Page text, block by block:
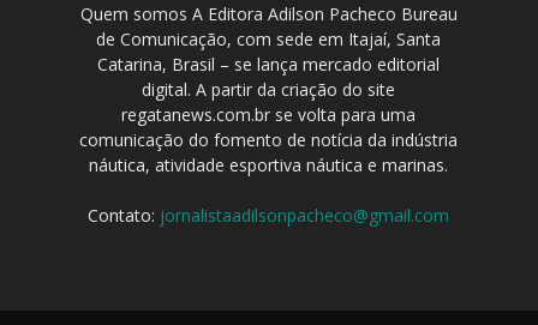
Quem somos A Editora Adilson Pacheco Bureau
de Comunicação, com sede em Itajaí, Santa
Catarina, Brasil – se lança mercado editorial
digital. A partir da criação do site
regatanews.com.br se volta para uma
comunicação do fomento de notícia da indústria
náutica, atividade esportiva náutica e marinas.
Contato: jornalistaadilsonpacheco@gmail.com